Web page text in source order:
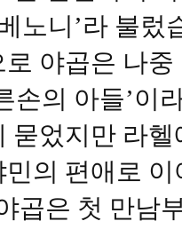
노니’라 불렀
로 야곱은 나중
손의 아들’이
묻었지만 라
민의 편애로
곱은 첫 만남